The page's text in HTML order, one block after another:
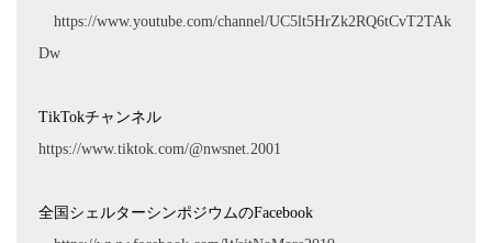
https://www.youtube.com/channel/UC5lt5HrZk2RQ6tCvT2TAk
Dw
TikTokチャンネル
https://www.tiktok.com/@nwsnet.2001
全国シェルターシンポジウムのFacebook